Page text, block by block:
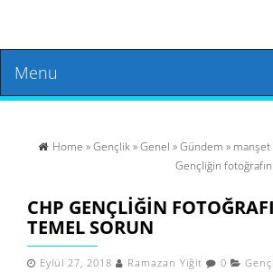
Menu
Home »Gençlik»Genel »Gündem »
Gençliğin
CHP GENÇLIĞIN
TEMEL SORUN
Eylül 27, 2018 Ramazan Yiğit 0